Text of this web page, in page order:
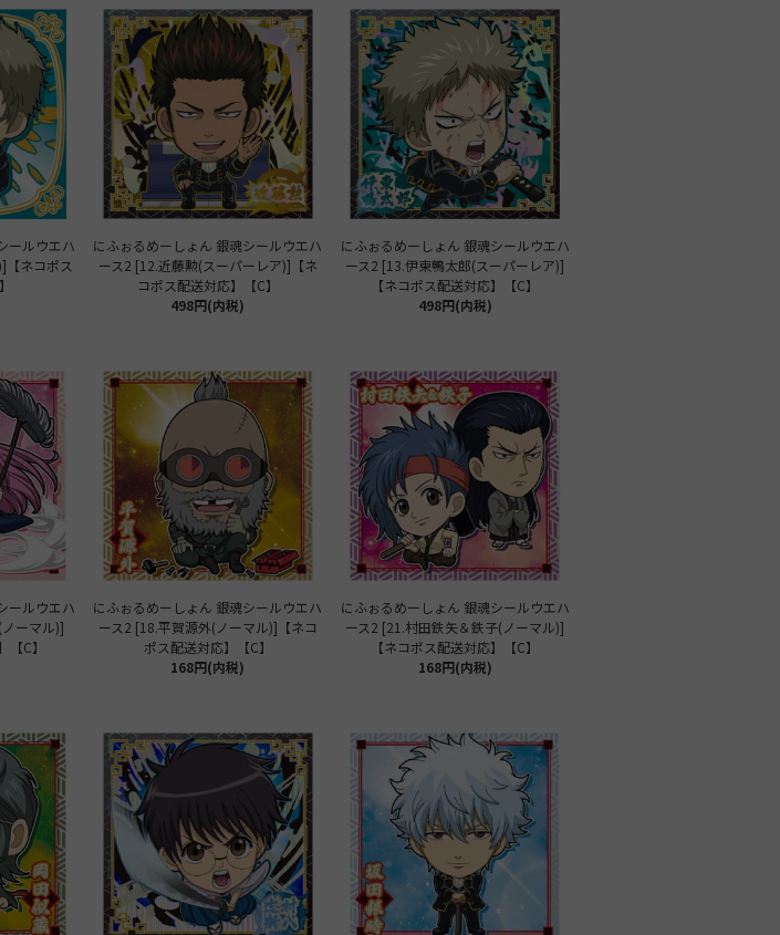
ールウエハ
【ネコポス
にふぉるめーしょん 銀魂シールウエハ
ース2 [12.近藤勲(スーパーレア)]【ネ
コポス配送対応】【C】
498円(内税)
にふぉるめーしょん 銀魂シールウエハ
ース2 [13.伊東鴨太郎(スーパーレア)]
【ネコポス配送対応】【C】
498円(内税)
ールウエハ
ーマル)]
【C】
にふぉるめーしょん 銀魂シールウエハ
ース2 [18.平賀源外(ノーマル)]【ネコ
ポス配送対応】【C】
168円(内税)
にふぉるめーしょん 銀魂シールウエハ
ース2 [21.村田鉄矢＆鉄子(ノーマル)]
【ネコポス配送対応】【C】
168円(内税)